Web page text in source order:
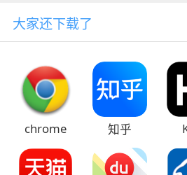
大家还下载了
chrome 知乎